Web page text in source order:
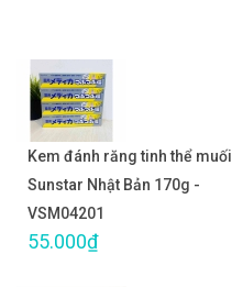
Kem đánh răng tinh thể muối
Sunstar Nhật Bản 170g -
VSM04201
55.000₫